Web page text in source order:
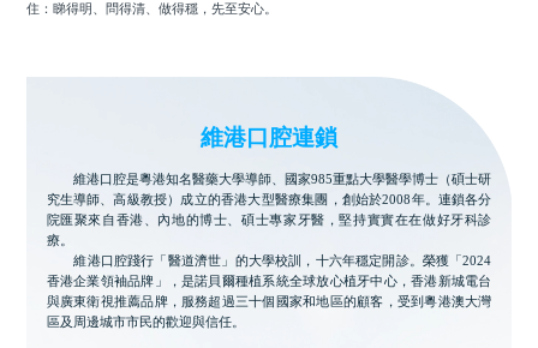
住：睇得明、問得清、做得穩，先至安心。
維港口腔連鎖
維港口腔是粵港知名醫藥大學導師、國家985重點大學醫學博士（碩士研
究生導師、高級教授）成立的香港大型醫療集團，創始於2008年。連鎖各分
院匯聚來自香港、內地的博士、碩士專家牙醫，堅持實實在在做好牙科診
療。
維港口腔踐行「醫道濟世」的大學校訓，十六年穩定開診。榮獲「2024
香港企業領袖品牌」，是諾貝爾種植系統全球放心植牙中心，香港新城電台
與廣東衛視推薦品牌，服務超過三十個國家和地區的顧客，受到粵港澳大灣
區及周邊城市市民的歡迎與信任。